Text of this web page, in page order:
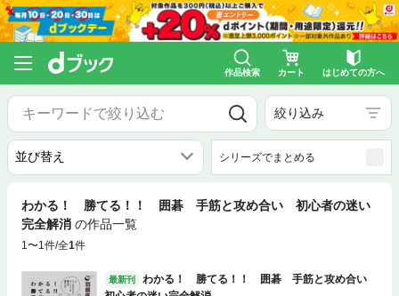
作品検索 カート はじめての方へ
絞り込み
シリーズでまとめる
わかる！ 勝てる！！ 囲碁 手筋と攻め合い 初心者の迷い
完全解消 の作品一覧
1〜1件/全1件
最新刊
わかる！ 勝てる！！ 囲碁 手筋と攻め合い